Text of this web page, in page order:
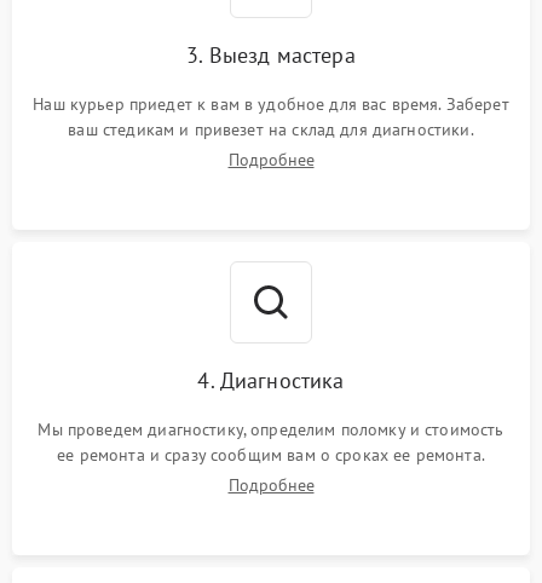
3. Выезд мастера
Наш курьер приедет к вам в удобное для вас время. Заберет
ваш стедикам и привезет на склад для диагностики.
Подробнее
4. Диагностика
Мы проведем диагностику, определим поломку и стоимость
ее ремонта и сразу сообщим вам о сроках ее ремонта.
Подробнее